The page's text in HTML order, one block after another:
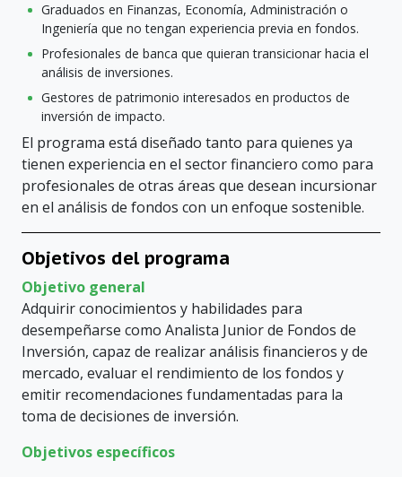
Graduados en Finanzas, Economía, Administración o
Ingeniería que no tengan experiencia previa en fondos.
Profesionales de banca que quieran transicionar hacia el
análisis de inversiones.
Gestores de patrimonio interesados en productos de
inversión de impacto.
El programa está diseñado tanto para quienes ya
tienen experiencia en el sector financiero como para
profesionales de otras áreas que desean incursionar
en el análisis de fondos con un enfoque sostenible.
Objetivos del programa
Objetivo general
Adquirir conocimientos y habilidades para
desempeñarse como Analista Junior de Fondos de
Inversión, capaz de realizar análisis financieros y de
mercado, evaluar el rendimiento de los fondos y
emitir recomendaciones fundamentadas para la
toma de decisiones de inversión.
Objetivos específicos